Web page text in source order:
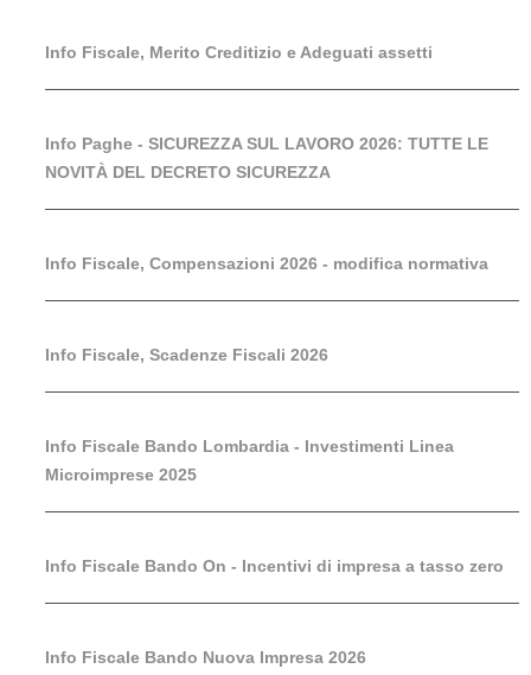
Info Fiscale, Merito Creditizio e Adeguati assetti
Info Paghe - SICUREZZA SUL LAVORO 2026: TUTTE LE
NOVITÀ DEL DECRETO SICUREZZA
Info Fiscale, Compensazioni 2026 - modifica normativa
Info Fiscale, Scadenze Fiscali 2026
Info Fiscale Bando Lombardia - Investimenti Linea
Microimprese 2025
Info Fiscale Bando On - Incentivi di impresa a tasso zero
Info Fiscale Bando Nuova Impresa 2026